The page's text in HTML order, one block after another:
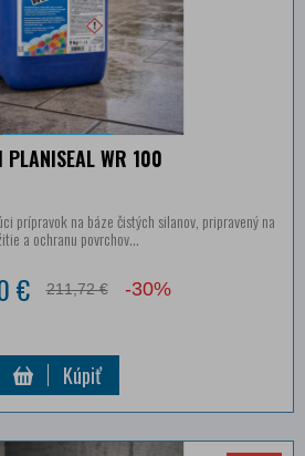
PLANISEAL WR 100
prípravok na báze čistých silanov, pripravený na
a ochranu povrchov...
€ 211,72 € -30%
Kúpiť